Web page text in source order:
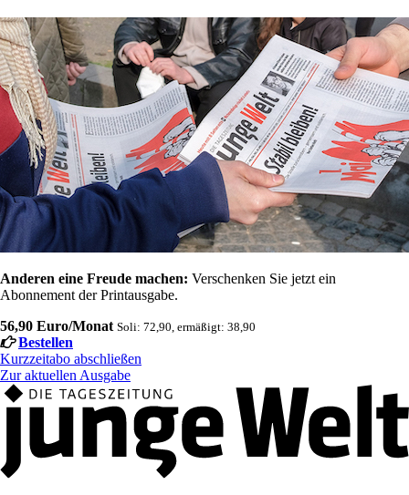
Anderen eine Freude machen: Verschenken Sie jetzt ein
Abonnement der Printausgabe.
56,90 Euro/Monat Soli: 72,90, ermäßigt: 38,90
Bestellen
Kurzzeitabo abschließen
Zur aktuellen Ausgabe